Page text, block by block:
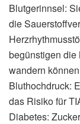
Blutgerinnsel:
die
begünstigen die
wandern
Bluthochdruck:
das Risiko für
Diabetes: